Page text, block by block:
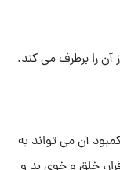
را برطرف می کند.
حدود ۳۰۰ آنزیم را تنظیم کرده و کمبود آن می تواند به